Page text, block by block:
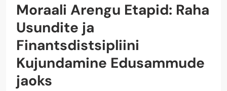
Moraali Arengu Etapid: Raha
Usundite ja
Finantsdistsipliini
Kujundamine Edusammude
jaoks